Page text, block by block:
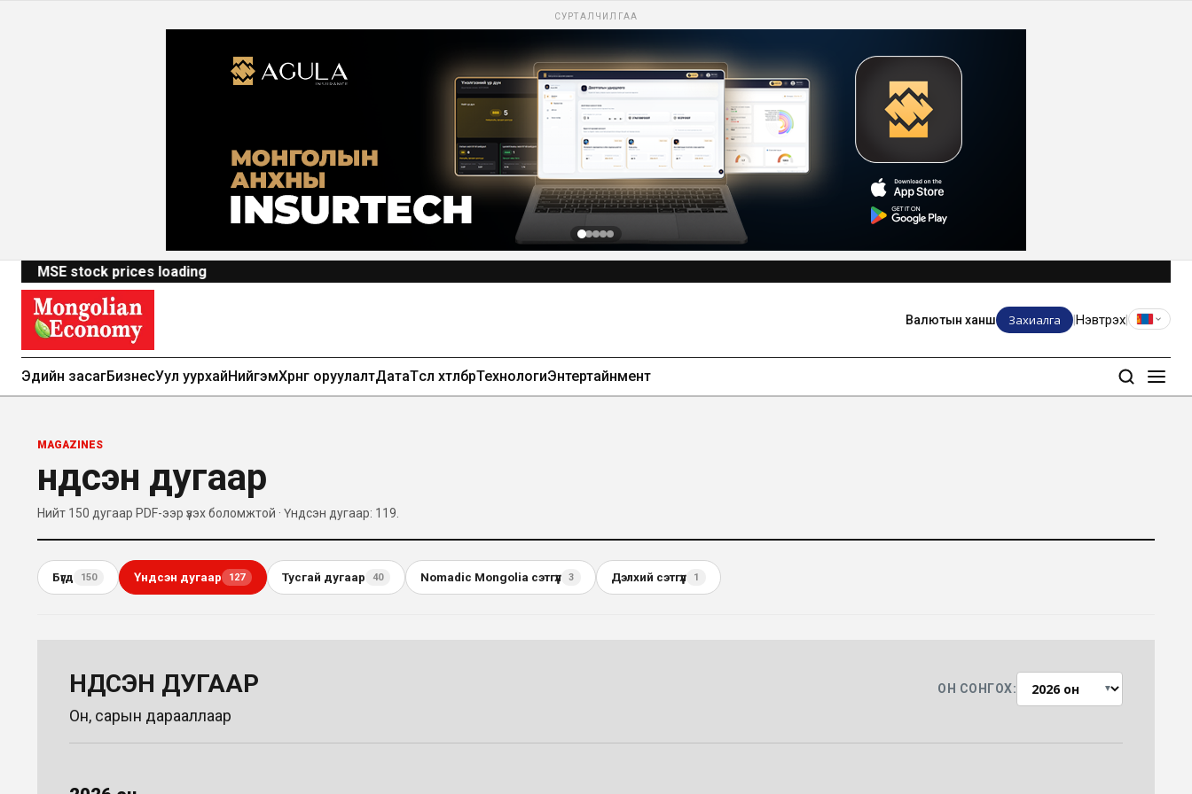
СУРТАЛЧИЛГАА
MSE stock prices loading
Валютын ханш Захиалга Нэвтрэх
Эдийн засагБизнесУул уурхайНийгэмХөрөнгө оруулалтДатаТөсөл хөтөлбөрТехнологиЭнтертайнмент
MAGAZINES
Үндсэн дугаар
Нийт 150 дугаар PDF-ээр үзэх боломжтой · Үндсэн дугаар: 119
Бүгд 150 Үндсэн дугаар 127 Тусгай дугаар 40 Nomadic Mongolia сэтгүүл 3 Дэлхий сэтгүүл 1
ҮНДСЭН ДУГААР
Он, сарын дарааллаар
ОН СОНГОХ: ▼